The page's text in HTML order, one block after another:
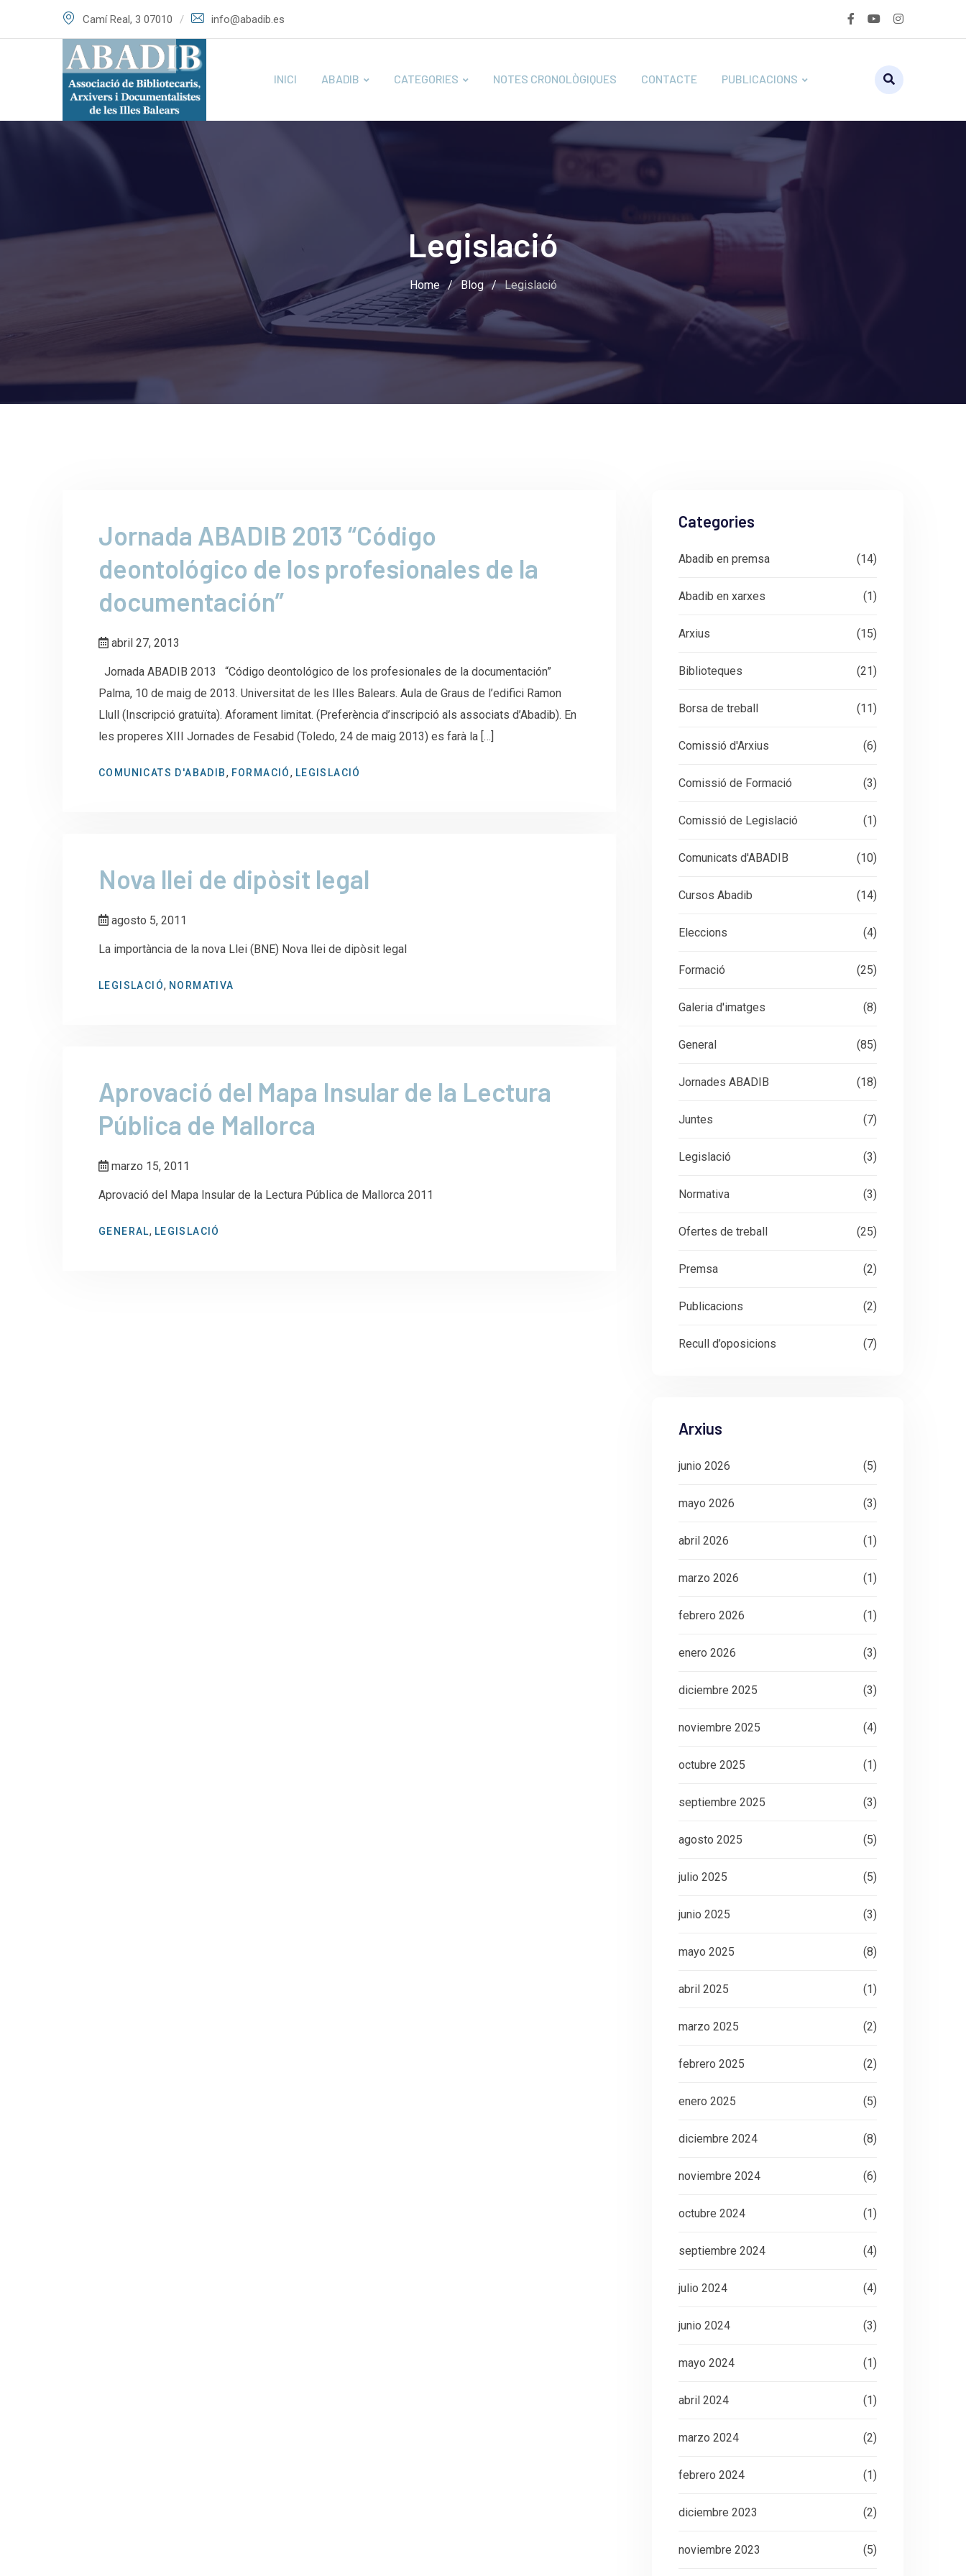
Camí Real, 3 07010 info@abadib.es
INICI ABADIB CATEGORIES NOTES CRONOLÒGIQUES CONTACTE PUBLICACIONS
Legislació
Home / Blog / Legislació
Jornada ABADIB 2013 “Código
deontológico de los profesionales de la
documentación”
abril 27, 2013
Jornada ABADIB 2013 “Código deontológico de los profesionales de la documentación”
Palma, 10 de maig de 2013. Universitat de les Illes Balears. Aula de Graus de l’edifici Ramon
Llull (Inscripció gratuïta). Aforament limitat. (Preferència d’inscripció als associats d’Abadib). En
les properes XIII Jornades de Fesabid (Toledo, 24 de maig 2013) es farà la […]
COMUNICATS D'ABADIB, FORMACIÓ, LEGISLACIÓ
Nova llei de dipòsit legal
agosto 5, 2011
La importància de la nova Llei (BNE) Nova llei de dipòsit legal
LEGISLACIÓ, NORMATIVA
Aprovació del Mapa Insular de la Lectura
Pública de Mallorca
marzo 15, 2011
Aprovació del Mapa Insular de la Lectura Pública de Mallorca 2011
GENERAL, LEGISLACIÓ
Categories
Abadib en premsa (14)
Abadib en xarxes (1)
Arxius (15)
Biblioteques (21)
Borsa de treball (11)
Comissió d'Arxius (6)
Comissió de Formació (3)
Comissió de Legislació (1)
Comunicats d'ABADIB (10)
Cursos Abadib (14)
Eleccions (4)
Formació (25)
Galeria d'imatges (8)
General (85)
Jornades ABADIB (18)
Juntes (7)
Legislació (3)
Normativa (3)
Ofertes de treball (25)
Premsa (2)
Publicacions (2)
Recull d’oposicions (7)
Arxius
junio 2026 (5)
mayo 2026 (3)
abril 2026 (1)
marzo 2026 (1)
febrero 2026 (1)
enero 2026 (3)
diciembre 2025 (3)
noviembre 2025 (4)
octubre 2025 (1)
septiembre 2025 (3)
agosto 2025 (5)
julio 2025 (5)
junio 2025 (3)
mayo 2025 (8)
abril 2025 (1)
marzo 2025 (2)
febrero 2025 (2)
enero 2025 (5)
diciembre 2024 (8)
noviembre 2024 (6)
octubre 2024 (1)
septiembre 2024 (4)
julio 2024 (4)
junio 2024 (3)
mayo 2024 (1)
abril 2024 (1)
marzo 2024 (2)
febrero 2024 (1)
diciembre 2023 (2)
noviembre 2023 (5)